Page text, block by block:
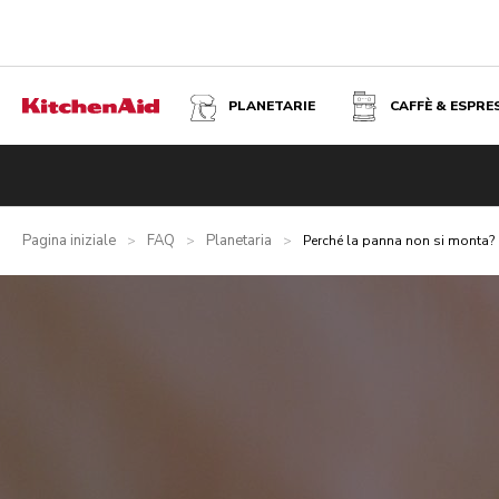
PLANETARIE CAFFÈ &
Pagina iniziale > FAQ > Planetaria > Perché la panna non si monta?